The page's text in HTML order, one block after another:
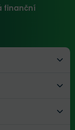
finanční